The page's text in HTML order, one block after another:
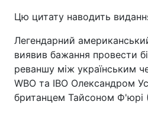
Цю цитату наводить
Легендарний
виявив бажання провести
реваншу між українським
WBO та IBO Олександром
британцем Тайсоном Ф'юрі